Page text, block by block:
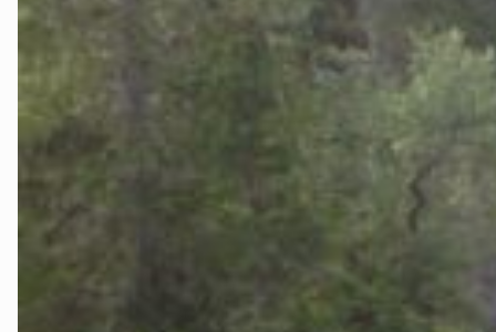
Lindesnes
Lyngdal
Setesdal